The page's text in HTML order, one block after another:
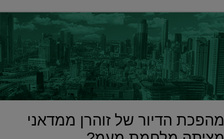
מהפכת הדיור של זוהרן ממדאני